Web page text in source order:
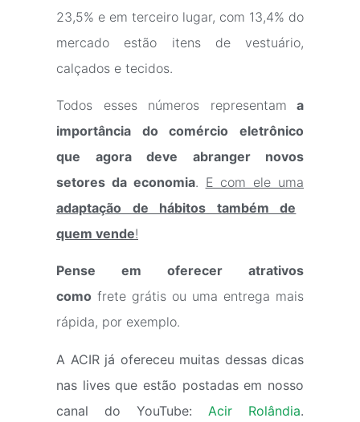
23,5% e em terceiro lugar, com 13,4% do
mercado estão itens de vestuário,
calçados e tecidos.
Todos esses números representam a
importância do comércio eletrônico
que agora deve abranger novos
setores da economia. E com ele uma
adaptação de hábitos também de
quem vende!
Pense em oferecer atrativos
como frete grátis ou uma entrega mais
rápida, por exemplo.
A ACIR já ofereceu muitas dessas dicas
nas lives que estão postadas em nosso
canal do YouTube: Acir Rolândia.